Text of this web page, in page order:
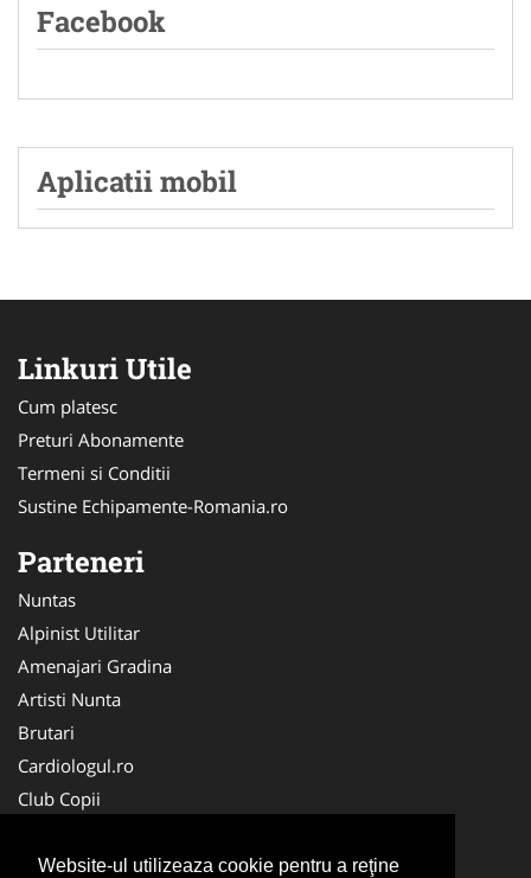
Website-ul utilizeaza cookie pentru a reţine
Facebook
Aplicatii mobil
Linkuri Utile
Cum platesc
Preturi Abonamente
Termeni si Conditii
Sustine Echipamente-Romania.ro
Parteneri
Nuntas
Alpinist Utilitar
Amenajari Gradina
Artisti Nunta
Brutari
Cardiologul.ro
Club Copii
Ambalaje Romania